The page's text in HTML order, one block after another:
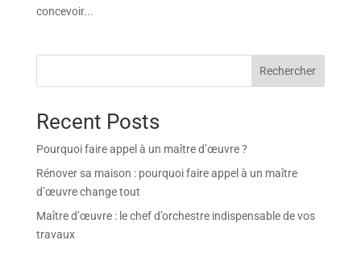
concevoir...
Rechercher
Recent Posts
Pourquoi faire appel à un maître d’œuvre ?
Rénover sa maison : pourquoi faire appel à un maître
d’œuvre change tout
Maître d’œuvre : le chef d’orchestre indispensable de vos
travaux